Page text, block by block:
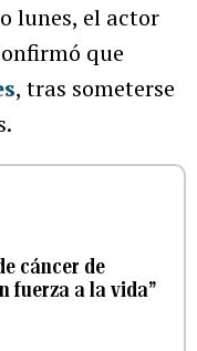
lunes, el actor
que
, tras someterse
cáncer de
fuerza a la vida”